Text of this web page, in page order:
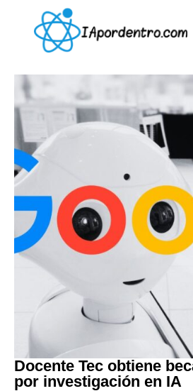
Docente Tec obtiene
por investigación en IA